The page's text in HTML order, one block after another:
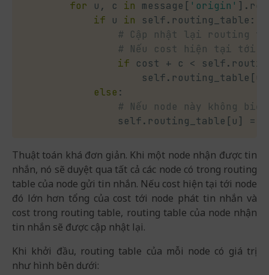
for u , c in message [ 'origin' ] .
if u in self. routing_table :
# Cập nhật lại routing
# Nếu cost hiện tại tới
if cost + c < self.
                    self
. routing_table [
else :
# Nếu node này không
                self
. routing_table [u] =
Thuật toán khá đơn giản. Khi một node nhận được tin
nhắn, nó sẽ duyệt qua tất cả các node có trong routing
table của node gửi tin nhắn. Nếu cost hiện tại tới node
đó lớn hơn tổng của cost tới node phát tin nhắn và
cost trong routing table, routing table của node nhận
tin nhắn sẽ được cập nhật lại.
Khi khởi đầu, routing table của mỗi node có giá trị
như hình bên dưới: